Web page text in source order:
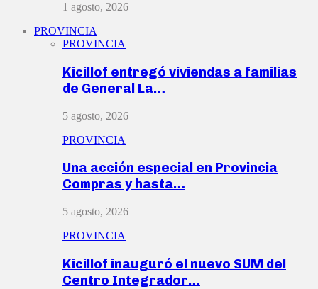
1 agosto, 2026
PROVINCIA
PROVINCIA
Kicillof entregó viviendas a familias
de General La…
5 agosto, 2026
PROVINCIA
Una acción especial en Provincia
Compras y hasta…
5 agosto, 2026
PROVINCIA
Kicillof inauguró el nuevo SUM del
Centro Integrador…